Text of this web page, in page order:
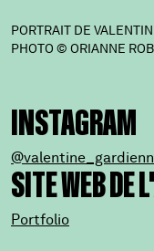
PORTRAIT DE
PHOTO © ORIANNE
INSTAGRAM
SITE WEB DE
Portfolio